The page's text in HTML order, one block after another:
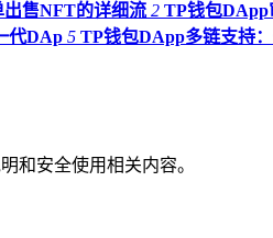
出售NFT的详细流 2 TP钱包DApp
代DAp 5 TP钱包DApp多链支持
和安全使用相关内容。